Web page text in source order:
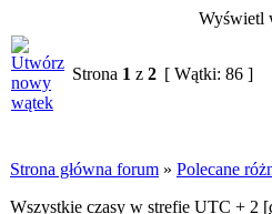
Wyświetl
Strona 1 z 2 [ Wątki: 86 ]
Strona główna forum » Polecane
Wszystkie czasy w strefie UTC + 2 [